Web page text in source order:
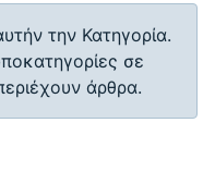
την Κατηγορία.
σε
άρθρα.